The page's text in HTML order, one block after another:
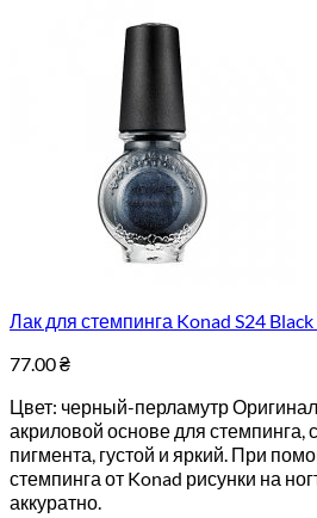
Лак для стемпинга Konad S24
77.00₴
Цвет: черный-перламутр
акриловой основе для
пигмента, густой и яркий. При
стемпинга от Konad рисунки на
аккуратно.